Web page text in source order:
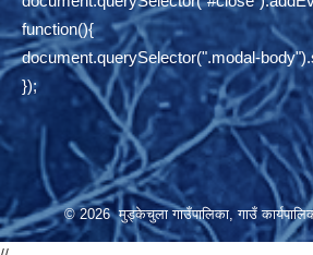
function(){
document.querySelector(".modal-
});
© 2026 मुड्केचुला गाउँपालिका, गाउँ